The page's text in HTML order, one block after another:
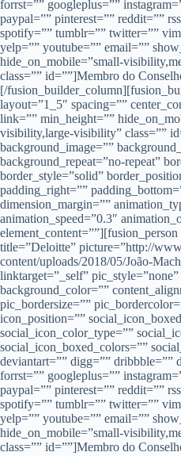
forrst=”” googleplus=””
paypal=”” pinterest=”” reddit=””
spotify=”” tumblr=”” twitter=””
yelp=”” youtube=”” email=””
hide_on_mobile=”small-
class=”” id=””]Membro do
[/
layout=”1_5″ spacing=””
link=”” min_height=””
visibility,large-visibility” class=””
background_image=””
background_repeat=”no-repeat”
border_style=”solid”
padding_right=””
dimension_margin=””
animation_speed=”0.3″
title=”Deloitte” picture=”http://
content/uploads/2018/05/João-
linktarget=”_self”
background_color=””
pic_bordersize=””
icon_position=””
social_icon_color_type=””
social_icon_boxed_colors=””
deviantart=”” digg=”” dribbble=””
forrst=”” googleplus=””
paypal=”” pinterest=”” reddit=””
spotify=”” tumblr=”” twitter=””
yelp=”” youtube=”” email=””
hide_on_mobile=”small-
class=”” id=””]Membro do